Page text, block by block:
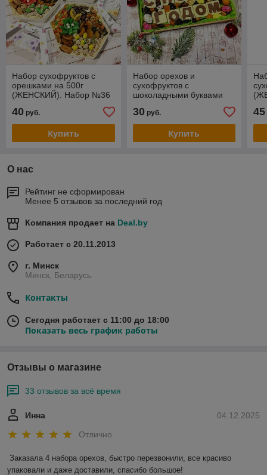
Набор сухофруктов с
орешками на 500г
(ЖЕНСКИЙ). Набор №36
40 руб.
Купить
Набор орехов и
сухофруктов с
шоколадными буквами
(НОВОГОДНИЙ)
30руб.
Купить
45
О нас
Рейтинг не сформирован
Менее 5 отзывов за последний год
Компания продает на Deal.by
Работает с 20.11.2013
г. Минск
Минск, Беларусь
Контакты
Сегодня работает с 11:00 до 18:00
Показать весь график работы
Отзывы о магазине
33 отзывов за всё время
04.12.2025
Инна
Отлично
Заказала 4 набора орехов, быстро перезвонили, все красиво
упаковали и даже доставили, спасибо большое!